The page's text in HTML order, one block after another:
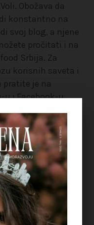
Obožava da
konstantno na
svoj blog, a njene
pročitati i na
Srbija. Za
korisnih saveta i
pratite je na
i Facebook-u.
i da će vam
razvoju i
u motivaciji. Za
i rad sa njom
na e-mail
i
njen newsletter.